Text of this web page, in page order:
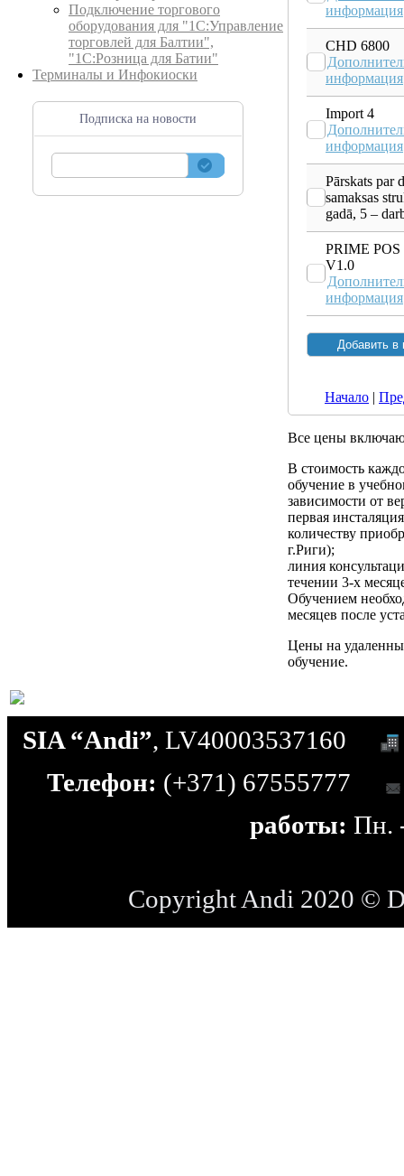
Подключение торгового
оборудования для "1С:Управление
торговлей для Балтии",
"1С:Розница для Батии"
Терминалы и Инфокиоски
Подписка на новости
информация
CHD 6800
информация
Import 4
информация
Pārskats par
samaksas
gadā, 5 –
PRIME POS
V1.0
информация
Начало |
Все цены
В стоимость
обучение в
зависимости от
первая
количеству
г.Риги);
линия
течении 3-х
Обучением
месяцев после
Цены на
обучение.
SIA “Andi”, LV40003537160
Телефон: (+371) 67555777
работы: Пн.
Copyright Andi 2020 ©